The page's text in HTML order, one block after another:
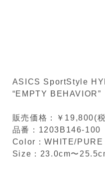
ASICS SportStyle
“EMPTY BEHAVIOR”
販売価格：￥19,800(
品番：1203B146-100
Color：WHITE/PURE
Size：23.0cm〜